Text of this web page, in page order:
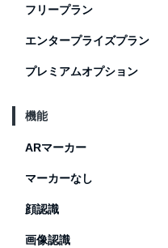
フリープラン
エンタープライズプラン
プレミアムオプション
機能
ARマーカー
マーカーなし
顔認識
画像認識